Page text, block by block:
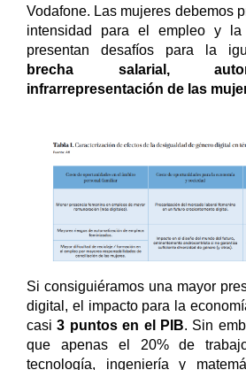
Vodafone. Las mujeres debemos
intensidad para el empleo y la
presentan desafíos para la
brecha salarial,
infrarrepresentación de las
Si consiguiéramos una mayor
digital, el impacto para la
casi3 puntos en el PIB. Sin
que apenas el 20% de
tecnología, ingeniería y